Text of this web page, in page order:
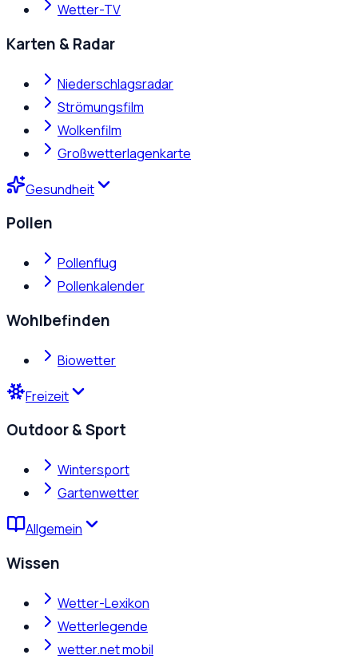
Wetter-TV
Karten & Radar
Niederschlagsradar
Strömungsfilm
Wolkenfilm
Großwetterlagenkarte
Gesundheit
Pollen
Pollenflug
Pollenkalender
Wohlbefinden
Biowetter
Freizeit
Outdoor & Sport
Wintersport
Gartenwetter
Allgemein
Wissen
Wetter-Lexikon
Wetterlegende
wetter.net mobil